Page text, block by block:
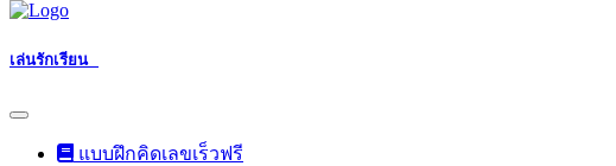
เล่นรักเรียน
แบบฝึกคิดเลขเร็วฟรี